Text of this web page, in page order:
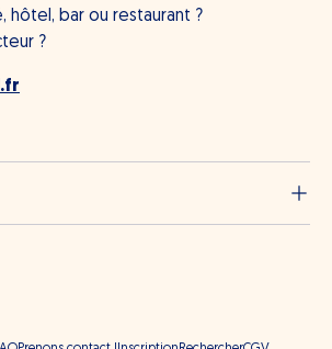
hôtel, bar ou restaurant ?
?